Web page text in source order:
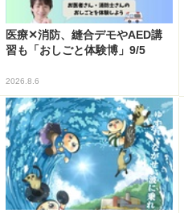
医療✕消防、縫合デモやAED講
習も「おしごと体験博」9/5
2026.8.6